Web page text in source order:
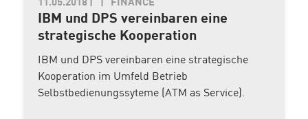
11.05.2018 FINANCE
IBM und DPS vereinbaren eine
strategische Kooperation
IBM und DPS vereinbaren eine strategische
Kooperation im Umfeld Betrieb
Selbstbedienungssyteme (ATM as Service).